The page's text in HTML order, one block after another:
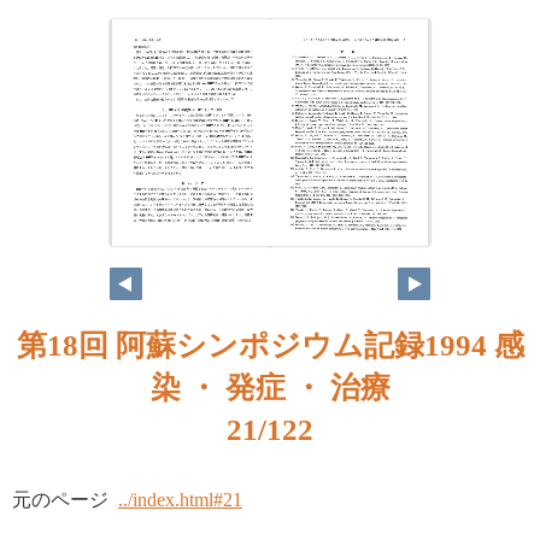
第18回 阿蘇シンポジウム記録1994 感
染 ・ 発症 ・ 治療
21/122
元のページ ../index.html#21